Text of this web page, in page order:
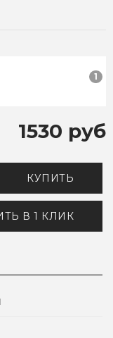
1
1530 руб
КУПИТЬ
В 1 КЛИК